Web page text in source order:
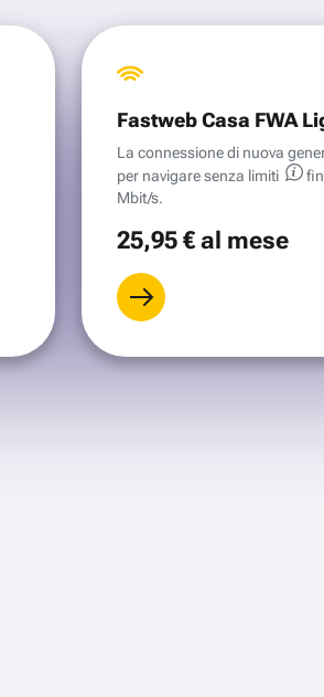
Fastweb Casa FWA
La connessione di nuova
per navigare senza limiti
Mbit/s.
25,95 €al mese